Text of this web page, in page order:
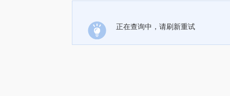
正在查询中，请刷新重试